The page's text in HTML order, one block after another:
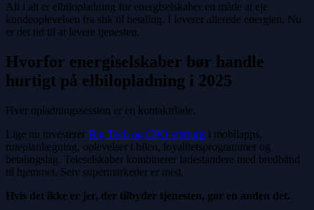
Alt i alt er elbilopladning for energiselskaber en måde at eje
kundeoplevelsen fra stik til betaling. I leverer allerede energien. Nu
er det tid til at levere tjenesten.
Hvorfor energiselskaber bør handle
hurtigt på elbilopladning i 2025
Hver opladningssession er en kontaktflade.
Lige nu investerer Big Tech og CPO-startups i mobilapps,
ruteplanlægning, oplevelser i bilen, loyalitetsprogrammer og
betalingslag. Teleselskaber kombinerer ladestandere med bredbånd
til hjemmet. Selv supermarkeder er med.
Hvis det ikke er jer, der tilbyder tjenesten, gør en anden det.